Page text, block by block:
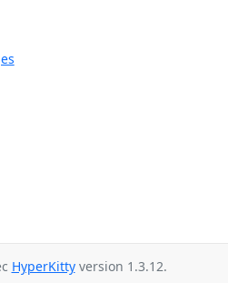
HyperKittyversion 1.3.12.